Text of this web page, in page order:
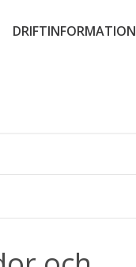
DRIFTINFORMATION